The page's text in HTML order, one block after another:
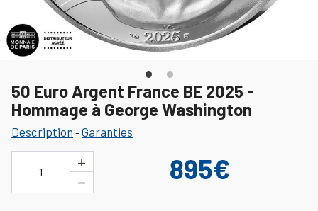
50 Euro Argent France BE 2025 -
Hommage à George Washington
Description -Garanties
1
+
−
895€